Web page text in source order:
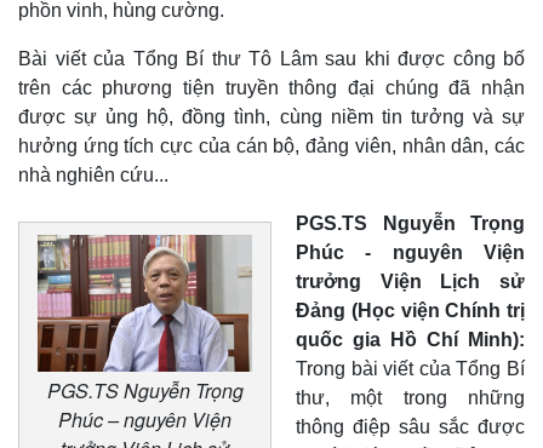
phồn vinh, hùng cường.
Bài viết của Tổng Bí thư Tô Lâm sau khi được công bố
trên các phương tiện truyền thông đại chúng đã nhận
được sự ủng hộ, đồng tình, cùng niềm tin tưởng và sự
hưởng ứng tích cực của cán bộ, đảng viên, nhân dân, các
nhà nghiên cứu...
PGS.TS Nguyễn Trọng
Phúc – nguyên Viện
PGS.TS Nguyễn Trọng
Phúc - nguyên Viện
trưởng Viện Lịch sử
Đảng (Học viện Chính trị
quốc gia Hồ Chí Minh):
Trong bài viết của Tổng Bí
thư, một trong những
thông điệp sâu sắc được